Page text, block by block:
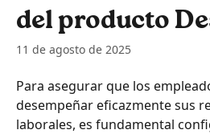
del producto
11 de agosto de 2025
Para asegurar que los
desempeñar eficazmente sus
laborales, es fundamental